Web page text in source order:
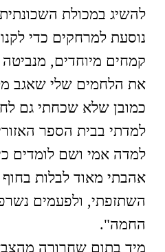
להשיג במכולת
נוסעת למרחקים כדי
קמחים מיוחדים,
את הלחמים שלי שאגב
כמובן שלא שכחתי גם
למדתי בבית הספר
למדה אמי ושם לומדים
אהבתי מאוד לבלות בחוף
השתזפתי, ולפעמים
החמה".
מיד בתום שחרורה